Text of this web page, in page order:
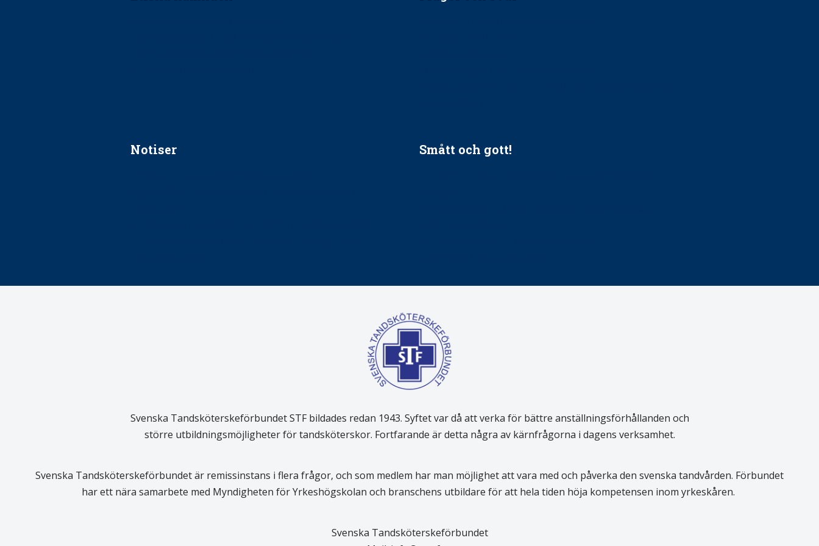
Notiser Smått och gott!
Svenska Tandsköterskeförbundet STF bildades redan 1943. Syftet var då att verka för bättre anställningsförhållanden och
större utbildningsmöjligheter för tandsköterskor. Fortfarande är detta några av kärnfrågorna i dagens verksamhet.
Svenska Tandsköterskeförbundet är remissinstans i flera frågor, och som medlem har man möjlighet att vara med och påverka den svenska tandvården. Förbundet
har ett nära samarbete med Myndigheten för Yrkeshögskolan och branschens utbildare för att hela tiden höja kompetensen inom yrkeskåren.
Svenska Tandsköterskeförbundet